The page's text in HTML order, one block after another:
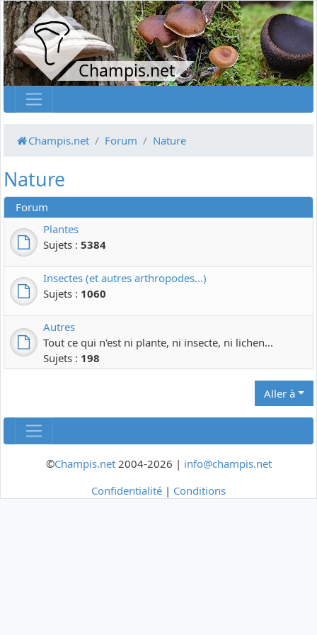
Champis.net
Champis.net Forum Nature
Nature
Forum
Plantes
Sujets : 5384
Insectes (et autres arthropodes...)
Sujets : 1060
Autres
Tout ce qui n'est ni plante, ni insecte, ni lichen...
Sujets : 198
Aller à
©Champis.net2004-2026 | info@champis.net
Confidentialité | Conditions